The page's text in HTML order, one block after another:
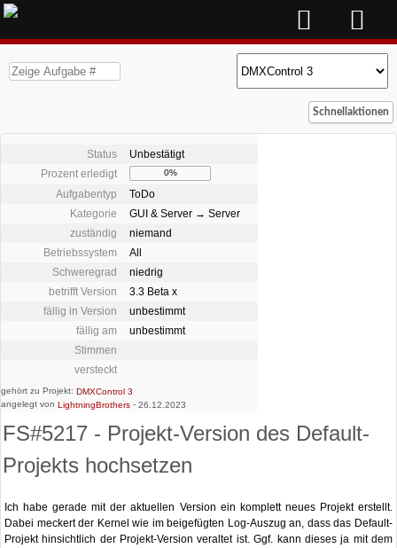
Schnellaktionen
Status
Unbestätigt
Prozent erledigt
0%
Aufgabentyp
ToDo
Kategorie
GUI & Server → Server
zuständig
niemand
Betriebssystem
All
Schweregrad
niedrig
betrifft Version
3.3 Beta x
fällig in Version
unbestimmt
fällig am
unbestimmt
Stimmen
versteckt
gehört zu Projekt: DMXControl 3
angelegt von LightningBrothers - 26.12.2023
FS#5217 - Projekt-Version des Default-
Projekts hochsetzen
Ich habe gerade mit der aktuellen Version ein komplett neues Projekt erstellt.
Dabei meckert der Kernel wie im beigefügten Log-Auszug an, dass das Default-
Projekt hinsichtlich der Projekt-Version veraltet ist. Ggf. kann dieses ja mit dem